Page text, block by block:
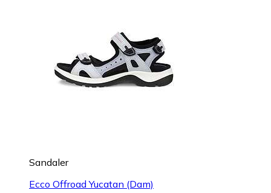
Sandaler
Ecco Offroad Yucatan (Dam)